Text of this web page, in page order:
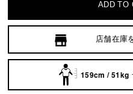
ADD TO
店舗在庫
159cm / 51kg